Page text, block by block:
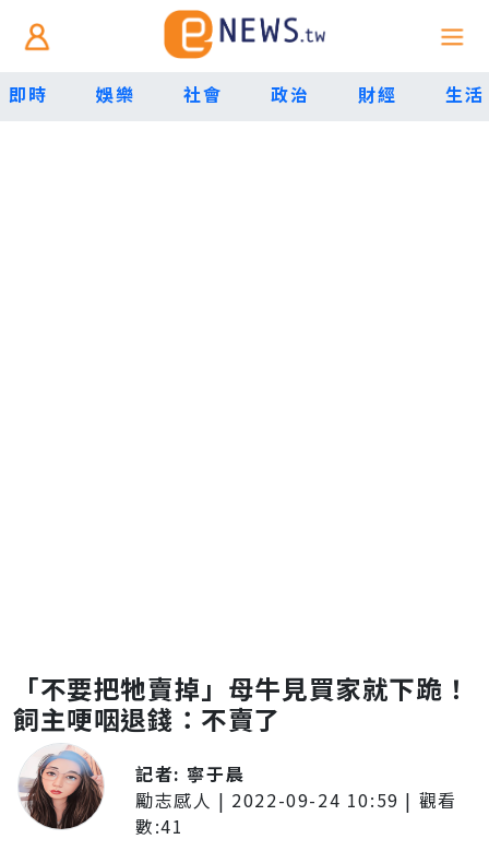
即時 娛樂 社會 政治 財經 生活
「不要把牠賣掉」母牛見買家就下跪！
飼主哽咽退錢：不賣了
記者: 寧于晨
勵志感人 | 2022-09-24 10:59 | 觀看
數:41